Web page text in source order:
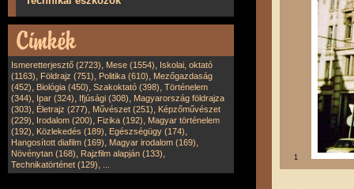
Ismeretterjesztő (2723), Mese (1554), Iskolai, oktató
(1163), Földrajz (751), Politika (610), Mezőgazdaság
(452), Biológia (450), Szakoktató (398), Történelem
(344), Ipar (324), Ifjúsági (308), Magyarország földrajza
(303), Életrajz (277), Művészet (251), Képzőművészet
(229), Irodalom (200), Fizika (192), Magyar történelem
(192), Közlekedés (189), Egészségügy (174),
Hangosított diafilm (169), Magyar irodalom (169),
Növénytan (168), Rajzfilm alapján (133),
Technikatörténet (129),
1